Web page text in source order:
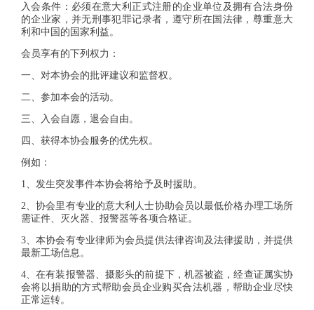
入会条件：必须在意大利正式注册的企业单位及拥有合法身份
的企业家，并无刑事犯罪记录者，遵守所在国法律，尊重意大
利和中国的国家利益。
会员享有的下列权力：
一、对本协会的批评建议和监督权。
二、参加本会的活动。
三、入会自愿，退会自由。
四、获得本协会服务的优先权。
例如：
1、发生突发事件本协会将给予及时援助。
2、协会里有专业的意大利人士协助会员以最低价格办理工场所
需证件、灭火器、报警器等各项合格证。
3、本协会有专业律师为会员提供法律咨询及法律援助，并提供
最新工场信息。
4、在有装报警器、摄影头的前提下，机器被盗，经查证属实协
会将以捐助的方式帮助会员企业购买合法机器，帮助企业尽快
正常运转。